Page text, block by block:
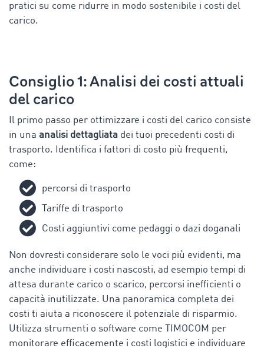
pratici su come ridurre in modo sostenibile i costi del
carico.
Consiglio 1: Analisi dei costi attuali
del carico
Il primo passo per ottimizzare i costi del carico consiste
in una analisi dettagliata dei tuoi precedenti costi di
trasporto. Identifica i fattori di costo più frequenti,
come:
percorsi di trasporto
Tariffe di trasporto
Costi aggiuntivi come pedaggi o dazi doganali
Non dovresti considerare solo le voci più evidenti, ma
anche individuare i costi nascosti, ad esempio tempi di
attesa durante carico o scarico, percorsi inefficienti o
capacità inutilizzate. Una panoramica completa dei
costi ti aiuta a riconoscere il potenziale di risparmio.
Utilizza strumenti o software come TIMOCOM per
monitorare efficacemente i costi logistici e individuare